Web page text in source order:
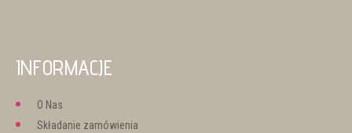
INFORMACJE
O Nas
Składanie zamówienia